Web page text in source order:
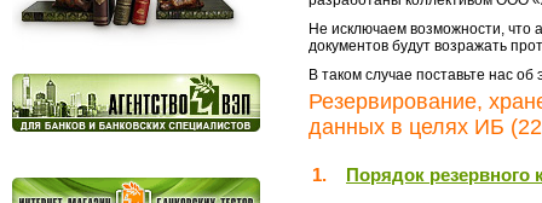
Не исключаем возможности, что
документов будут возражать
В таком случае поставьте нас
Резервирование,
данных в целях ИБ
1. Порядок резервного